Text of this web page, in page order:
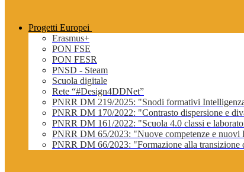
Progetti Europei
Erasmus+
PON FSE
PON FESR
PNSD - Steam
Scuola digitale
Rete “#Design4DDNet”
PNRR DM 219/2025: "Snodi formativi
PNRR DM 170/2022: "Contrasto dispersione e
PNRR DM 161/2022: "Scuola 4.0 classi e
PNRR DM 65/2023: "Nuove competenze e nuovi
PNRR DM 66/2023: "Formazione alla transizione